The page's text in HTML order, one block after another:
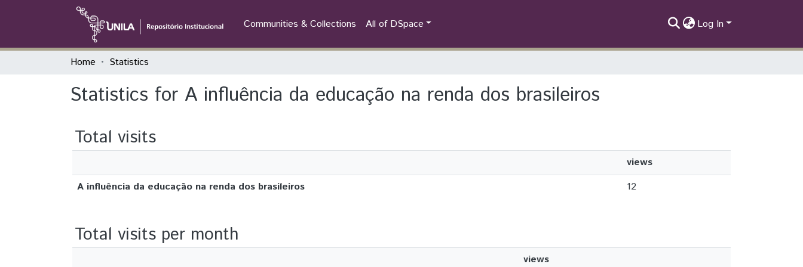
Communities & Collections All of DSpace Log In
Home Statistics
Statistics for A influência da educação na renda dos brasileiros
Total visits
views
A influência da educação na renda dos brasileiros
12
Total visits per month
views